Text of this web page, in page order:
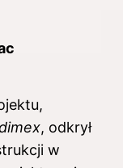
, odkrył
w